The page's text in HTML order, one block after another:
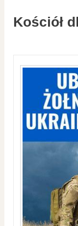
Kościół